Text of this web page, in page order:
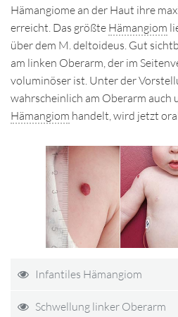
Hämangiome an der Haut ihre
erreicht. Das größte Hämangiom
über dem M. deltoideus. Gut
am linken Oberarm, der im
voluminöser ist. Unter der
wahrscheinlich am Oberarm auch
Hämangiom handelt, wird jetzt
Infantiles Hämangiom
Schwellung linker Oberarm